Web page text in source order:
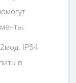
IP54
в